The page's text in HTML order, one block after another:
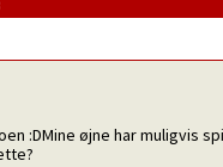
:DMine øjne har